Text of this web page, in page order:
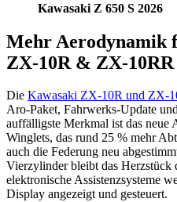
Kawasaki Z 650 S 2026
Mehr Aerodynamik
ZX-10R & ZX-10RR
Die Kawasaki ZX-10R und ZX-
Aro-Paket, Fahrwerks-Update
auffälligste Merkmal ist das neue
Winglets, das rund 25 % mehr
auch die Federung neu
Vierzylinder bleibt das Herzstück
elektronische Assistenzsysteme
Display angezeigt und gesteuert.